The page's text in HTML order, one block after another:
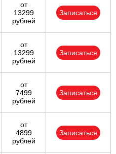
от
13299
рублей
Записаться
от
13299
рублей
Записаться
от
7499
рублей
Записаться
от
4899
рублей
Записаться